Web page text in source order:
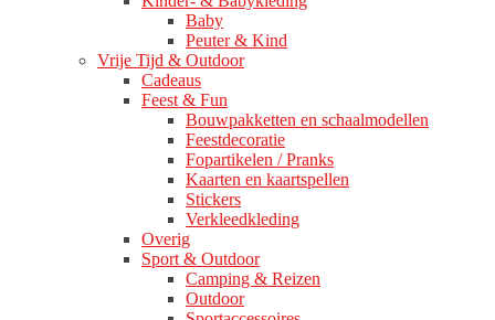
Baby
Peuter & Kind
Vrije Tijd & Outdoor
Cadeaus
Feest & Fun
Bouwpakketten en schaalmodellen
Feestdecoratie
Fopartikelen / Pranks
Kaarten en kaartspellen
Stickers
Verkleedkleding
Overig
Sport & Outdoor
Camping & Reizen
Outdoor